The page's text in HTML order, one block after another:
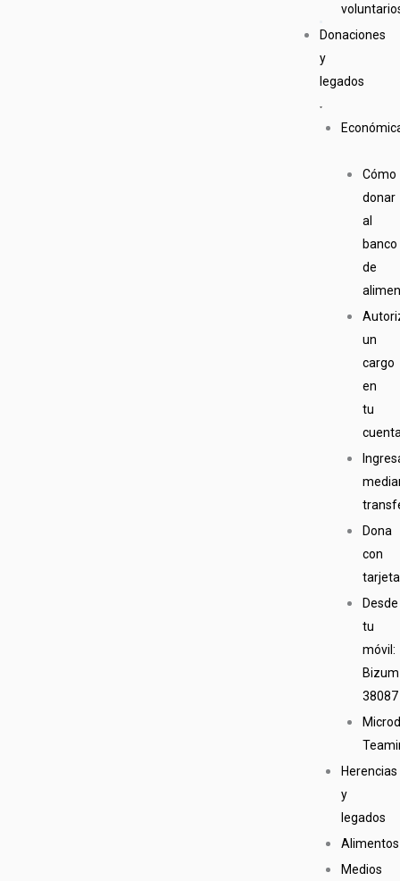
Donaciones
y
legados
Cómo
donar
al
banco
de
un
cargo
en
tu
Dona
con
tarjeta
Desde
tu
móvil:
Bizum
38087
Herencias
y
legados
Alimentos
Medios